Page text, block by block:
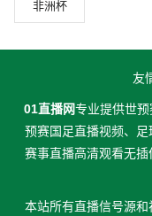
非洲杯
友
01直播网专业提供世
预赛国足直播视频、
赛事直播高清观看无
本站所有直播信号源